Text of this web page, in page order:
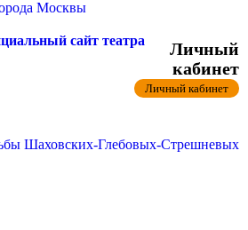
Москвы
сайт театра
Шаховских-Глебовых-Стрешневых
Личный
кабинет
Личный кабинет